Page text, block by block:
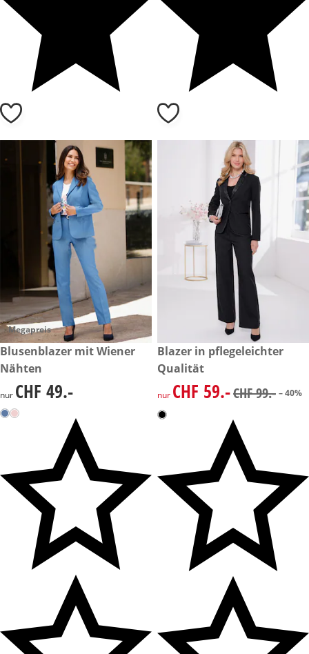
Megapreis
CHF 49.-
Blusenblazer mit Wiener
Nähten
CHF 49.-
nur CHF 49.-
reduzierter Preis CHF 59.-,
-40%
Blazer in pflegeleichter
Qualität
reduzierter Preis CHF 59.-,
nur CHF 59.-CHF 99.- – 40%